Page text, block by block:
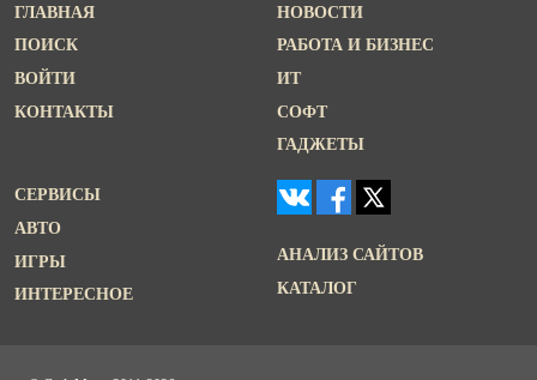
ГЛАВНАЯ
ПОИСК
ВОЙТИ
КОНТАКТЫ
НОВОСТИ
РАБОТА И БИЗНЕС
ИТ
СОФТ
ГАДЖЕТЫ
СЕРВИСЫ
АВТО
ИГРЫ
ИНТЕРЕСНОЕ
АНАЛИЗ САЙТОВ
КАТАЛОГ